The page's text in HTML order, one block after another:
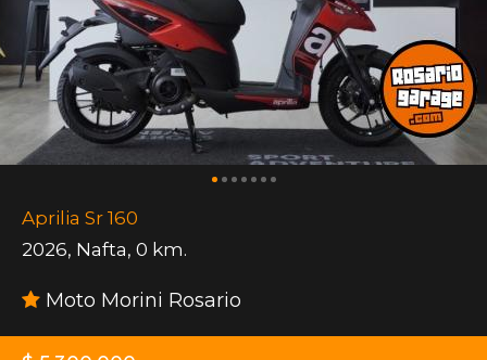
Aprilia Sr 160
2026, Nafta, 0 km.
Moto Morini Rosario